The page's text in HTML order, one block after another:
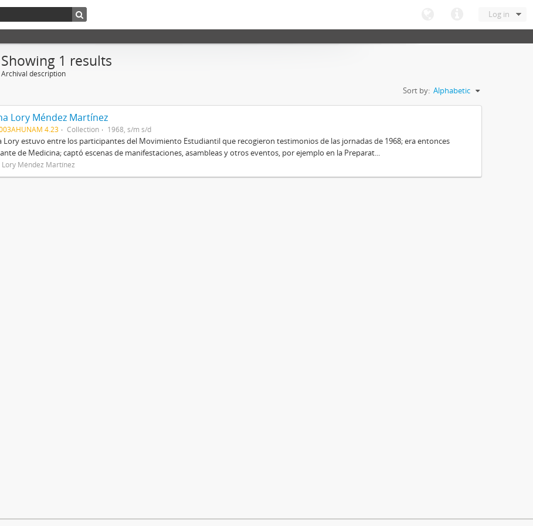
Log in
Showing 1 results
Archival description
Sort by: Alphabetic
Lory Méndez Martínez
4.23 Collection 1968, s/m s/d
Lory estuvo entre los participantes del Movimiento Estudiantil que recogieron testimonios de las jornadas de 1968; era entonces
de Medicina; captó escenas de manifestaciones, asambleas y otros eventos, por ejemplo en la Preparat...
Lory Méndez Martínez